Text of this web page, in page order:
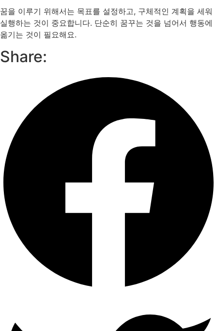
꿈을 이루기 위해서는 목표를 설정하고, 구체적인 계획을 세워
실행하는 것이 중요합니다. 단순히 꿈꾸는 것을 넘어서 행동에
옮기는 것이 필요해요.
Share: